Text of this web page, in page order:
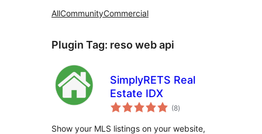
AllCommunityCommercial
Plugin Tag: reso web api
SimplyRETS Real
Estate IDX
(8total
ratings
)
Show your MLS listings on your website,